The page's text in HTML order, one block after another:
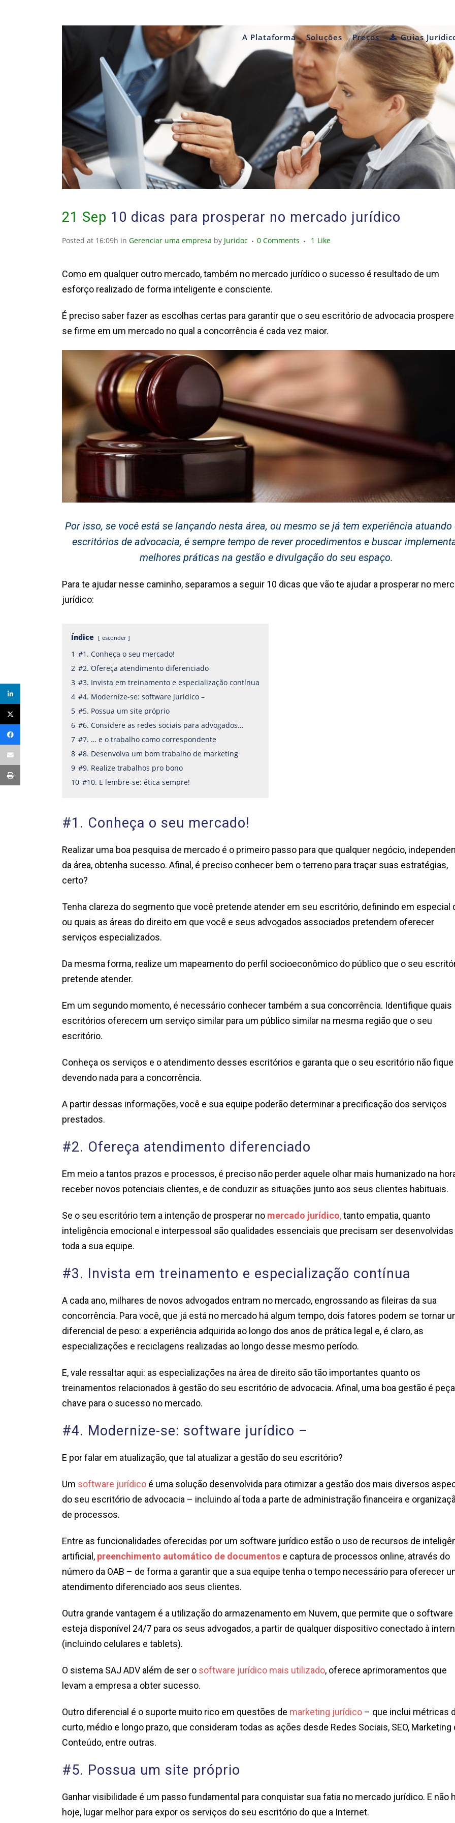
A Plataforma Soluções Preços Guias
21 Sep 10 dicas para prosperar no mercado jurídico
Posted at 16:09h in Gerenciar uma empresa by Juridoc 0 Comments 1 Like
Como em qualquer outro mercado, também no mercado jurídico o sucesso é resultado de um
esforço realizado de forma inteligente e consciente.
É preciso saber fazer as escolhas certas para garantir que o seu escritório de advocacia
se firme em um mercado no qual a concorrência é cada vez maior.
Por isso, se você está se lançando nesta área, ou mesmo se já tem experiência atuando
escritórios de advocacia, é sempre tempo de rever procedimentos e buscar
melhores práticas na gestão e divulgação do seu espaço.
Para te ajudar nesse caminho, separamos a seguir 10 dicas que vão te ajudar a prosperar no
jurídico:
Índice esconder
1 #1. Conheça o seu mercado!
2 #2. Ofereça atendimento diferenciado
3 #3. Invista em treinamento e especialização contínua
4 #4. Modernize-se: software jurídico –
5 #5. Possua um site próprio
6 #6. Considere as redes sociais para advogados…
7 #7. … e o trabalho como correspondente
8 #8. Desenvolva um bom trabalho de marketing
9 #9. Realize trabalhos pro bono
10 #10. E lembre-se: ética sempre!
#1. Conheça o seu mercado!
Realizar uma boa pesquisa de mercado é o primeiro passo para que qualquer negócio,
da área, obtenha sucesso. Afinal, é preciso conhecer bem o terreno para traçar suas estratégias,
certo?
Tenha clareza do segmento que você pretende atender em seu escritório, definindo em especial
ou quais as áreas do direito em que você e seus advogados associados pretendem oferecer
serviços especializados.
Da mesma forma, realize um mapeamento do perfil socioeconômico do público que o seu
pretende atender.
Em um segundo momento, é necessário conhecer também a sua concorrência. Identifique quais
escritórios oferecem um serviço similar para um público similar na mesma região que o seu
escritório.
Conheça os serviços e o atendimento desses escritórios e garanta que o seu escritório não fique
devendo nada para a concorrência.
A partir dessas informações, você e sua equipe poderão determinar a precificação dos serviços
prestados.
#2. Ofereça atendimento diferenciado
Em meio a tantos prazos e processos, é preciso não perder aquele olhar mais humanizado na
receber novos potenciais clientes, e de conduzir as situações junto aos seus clientes habituais.
Se o seu escritório tem a intenção de prosperar no mercado jurídico,tanto empatia, quanto
inteligência emocional e interpessoal são qualidades essenciais que precisam ser
toda a sua equipe.
#3. Invista em treinamento e especialização contínua
A cada ano, milhares de novos advogados entram no mercado, engrossando as fileiras da sua
concorrência. Para você, que já está no mercado há algum tempo, dois fatores podem se tornar
diferencial de peso: a experiência adquirida ao longo dos anos de prática legal e, é claro, as
especializações e reciclagens realizadas ao longo desse mesmo período.
E, vale ressaltar aqui: as especializações na área de direito são tão importantes quanto os
treinamentos relacionados à gestão do seu escritório de advocacia. Afinal, uma boa gestão é
chave para o sucesso no mercado.
#4. Modernize-se: software jurídico –
E por falar em atualização, que tal atualizar a gestão do seu escritório?
Um software jurídico é uma solução desenvolvida para otimizar a gestão dos mais diversos
do seu escritório de advocacia – incluindo aí toda a parte de administração financeira e
de processos.
Entre as funcionalidades oferecidas por um software jurídico estão o uso de recursos de
artificial, preenchimento automático de documentos e captura de processos online, através do
número da OAB – de forma a garantir que a sua equipe tenha o tempo necessário para oferecer
atendimento diferenciado aos seus clientes.
Outra grande vantagem é a utilização do armazenamento em Nuvem, que permite que o software
esteja disponível 24/7 para os seus advogados, a partir de qualquer dispositivo conectado à
(incluindo celulares e tablets).
O sistema SAJ ADV além de ser o software jurídico mais utilizado, oferece aprimoramentos que
levam a empresa a obter sucesso.
Outro diferencial é o suporte muito rico em questões de marketing jurídico – que inclui métricas
curto, médio e longo prazo, que consideram todas as ações desde Redes Sociais, SEO, Marketing
Conteúdo, entre outras.
#5. Possua um site próprio
Ganhar visibilidade é um passo fundamental para conquistar sua fatia no mercado jurídico. E não
hoje, lugar melhor para expor os serviços do seu escritório do que a Internet.